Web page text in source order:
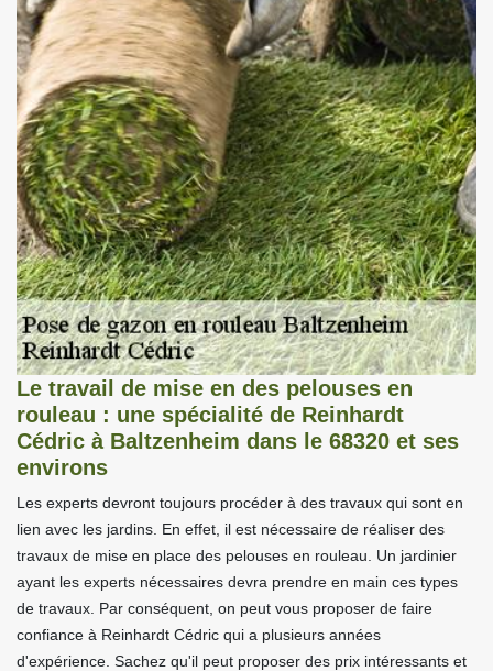
Le travail de mise en des pelouses en
rouleau : une spécialité de Reinhardt
Cédric à Baltzenheim dans le 68320 et ses
environs
Les experts devront toujours procéder à des travaux qui sont en
lien avec les jardins. En effet, il est nécessaire de réaliser des
travaux de mise en place des pelouses en rouleau. Un jardinier
ayant les experts nécessaires devra prendre en main ces types
de travaux. Par conséquent, on peut vous proposer de faire
confiance à Reinhardt Cédric qui a plusieurs années
d'expérience. Sachez qu'il peut proposer des prix intéressants et